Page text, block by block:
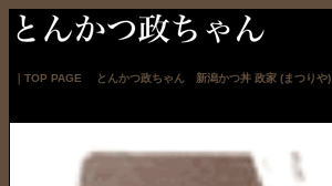
TOP PAGE とんかつ政ちゃん 新潟かつ丼 政家 (まつりや)